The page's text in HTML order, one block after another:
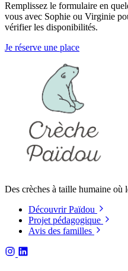
Remplissez le formulaire en
vous avec Sophie ou Virginie
vérifier les disponibilités.
Je réserve une place
Des crèches à taille humaine où
Découvrir Païdou
Projet pédagogique
Avis des familles